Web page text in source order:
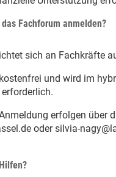
Fachforum anmelden?
sich an Fachkräfte
und wird im
erfolgen über
oder silvia-